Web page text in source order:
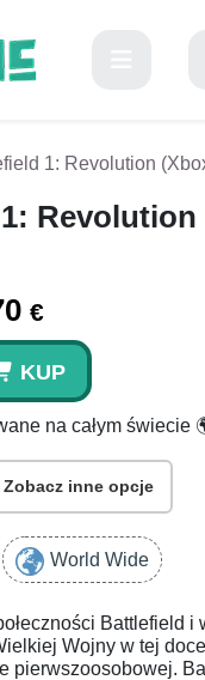
1: Revolution
Revolution
€
KUP
na całym świecie
Zobacz inne opcje
World Wide
Battlefield i
Wojny w tej
pierwszoosobowej.